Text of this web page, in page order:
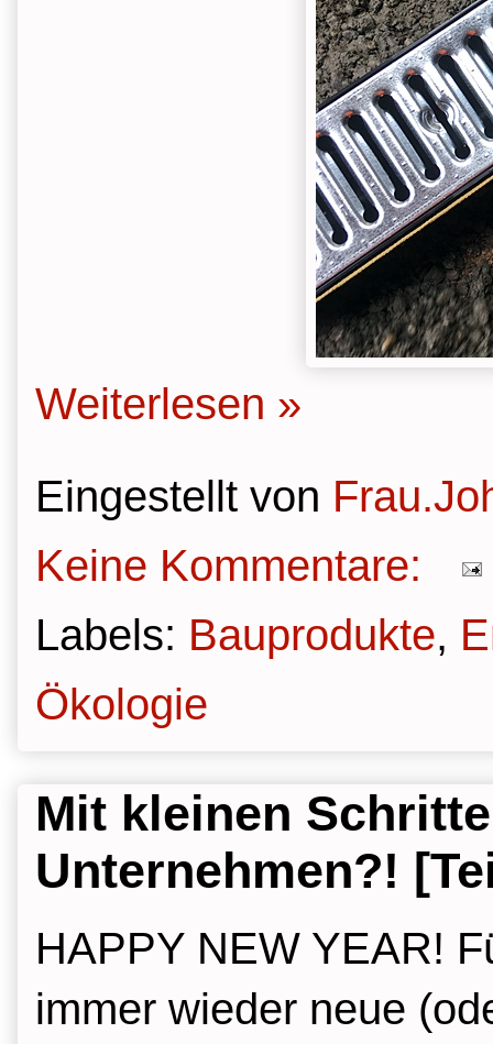
Weiterlesen »
Eingestellt von
Keine Kommentare:
Labels: Bauprodukte,
Ökologie
Mit kleinen
Unternehmen?!
HAPPY NEW YEAR!
immer wieder neue